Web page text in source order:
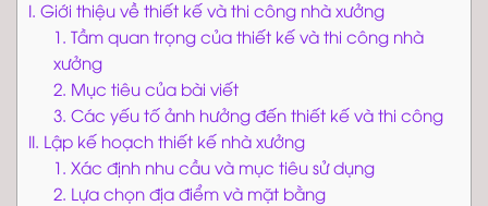
I. Giới thiệu về thiết kế và thi công nhà xưởng
1. Tầm quan trọng của thiết kế và thi công nhà
xưởng
2. Mục tiêu của bài viết
3. Các yếu tố ảnh hưởng đến thiết kế và thi công
II. Lập kế hoạch thiết kế nhà xưởng
1. Xác định nhu cầu và mục tiêu sử dụng
2. Lựa chọn địa điểm và mặt bằng